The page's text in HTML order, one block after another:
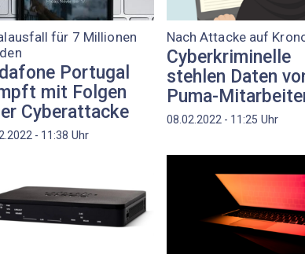
für 7 Millionen
Portugal
mit Folgen
Cyberattacke
- 11:38 Uhr
Nach Attacke auf
Cyberkriminelle
stehlen Daten
Puma-
08.02.2022 - 11:25 Uhr